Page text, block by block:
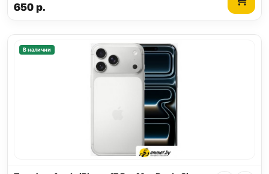
650р.
В наличии